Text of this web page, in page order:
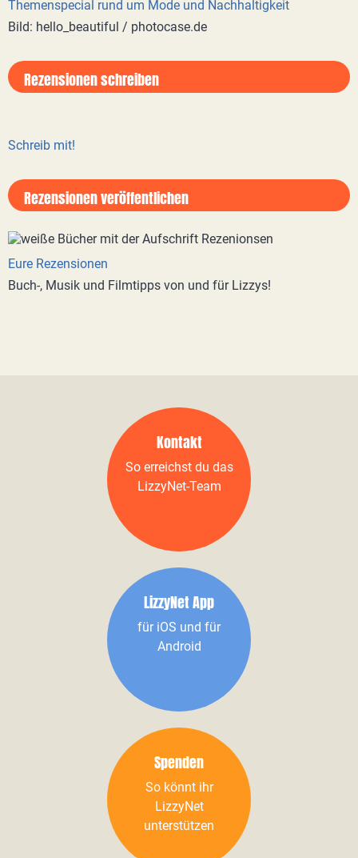
Themenspecial rund um Mode und Nachhaltigkeit
Bild: hello_beautiful / photocase.de
Rezensionen schreiben
Schreib mit!
Rezensionen veröffentlichen
Eure Rezensionen
Buch-, Musik und Filmtipps von und für Lizzys!
Kontakt
So erreichst du das
LizzyNet-Team
LizzyNet App
für iOS und für
Android
Spenden
So könnt ihr
LizzyNet
unterstützen